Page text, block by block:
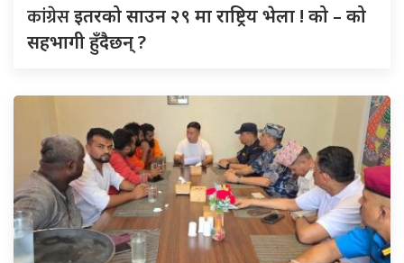
कांग्रेसइतरको साउन २९ मा राष्ट्रिय भेला ! को – को
सहभागी हुँदैछन् ?